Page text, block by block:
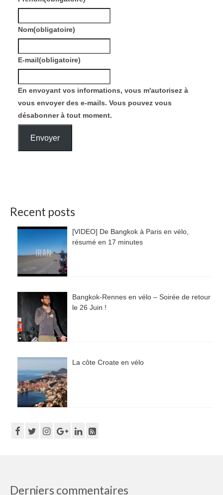
Nom(obligatoire)
E-mail(obligatoire)
En envoyant vos informations, vous m'autorisez à
vous envoyer des e-mails. Vous pouvez vous
désabonner à tout moment.
Envoyer
Recent posts
[VIDEO] De Bangkok à Paris en vélo,
résumé en 17 minutes
Bangkok-Rennes en vélo – Soirée de retour
le 26 Juin !
La côte Croate en vélo
Derniers commentaires